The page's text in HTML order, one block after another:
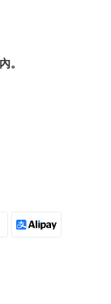
。